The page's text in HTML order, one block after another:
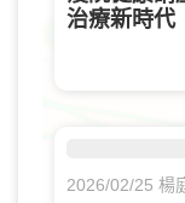
治療新時代
2026/02/25 楊